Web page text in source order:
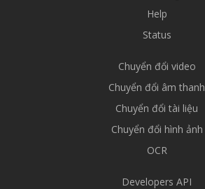
Help
Status
Chuyển đổi video
Chuyển đổi âm thanh
Chuyển đổi tài liệu
Chuyển đổi hình ảnh
OCR
Developers API